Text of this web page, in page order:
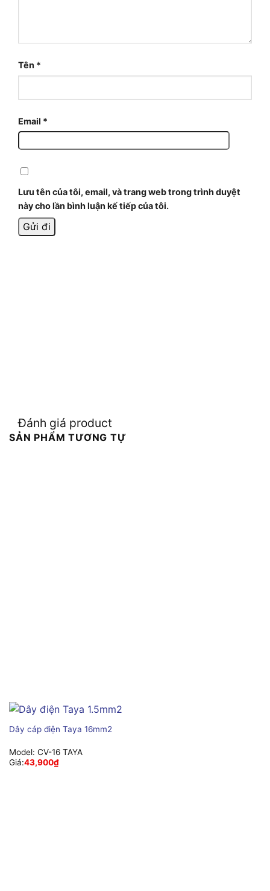
Tên *
Email *
Lưu tên của tôi, email, và trang web trong trình duyệt
này cho lần bình luận kế tiếp của tôi.
Đánh giá product
SẢN PHẨM TƯƠNG TỰ
Dây cáp điện Taya 16mm2
Model: CV-16 TAYA
Giá:43,900₫